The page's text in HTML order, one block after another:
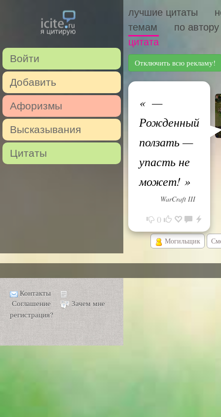
Войти
Добавить
Афоризмы
Высказывания
Цитаты
лучшие цитаты
темам
по автору
цитата
Отключить всю рекламу!
«—
Рожденный
ползать —
упасть не
может! »
WarCraft III
0
Могильщик
Контакты
Соглашение
Зачем мне
регистрация?